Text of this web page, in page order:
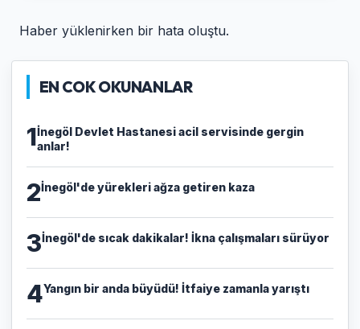
Haber yüklenirken bir hata oluştu.
EN COK OKUNANLAR
1İnegöl Devlet Hastanesi acil servisinde gergin
anlar!
2İnegöl'de yürekleri ağza getiren kaza
3İnegöl'de sıcak dakikalar! İkna çalışmaları sürüyor
4Yangın bir anda büyüdü! İtfaiye zamanla yarıştı